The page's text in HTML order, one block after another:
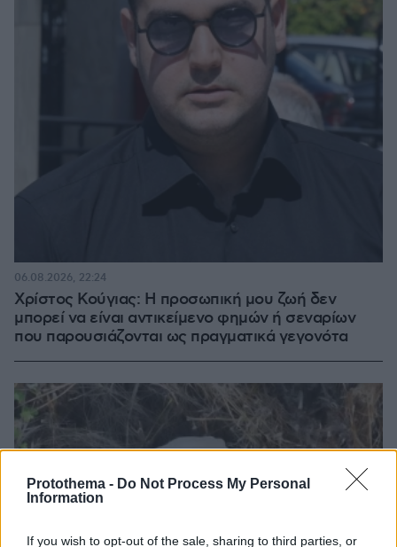
Protothema - Do Not Process My Personal
Information
If you wish to opt-out of the sale, sharing to third parties, or
Χρίστος Κούγιας: Η προσωπική μου ζωή δεν
μπορεί να είναι αντικείμενο φημών ή σεναρίων
που παρουσιάζονται ως πραγματικά γεγονότα
06.08.2026, 22:24